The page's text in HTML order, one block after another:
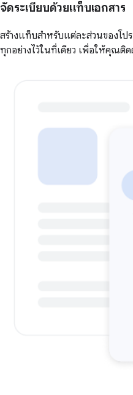
จัดระเบียบด้วยแท็บเอกสาร
สร้างแท็บสำหรับแต่ละส่วนของโป
ทุกอย่างไว้ในที่เดียว เพื่อให้คุณติด